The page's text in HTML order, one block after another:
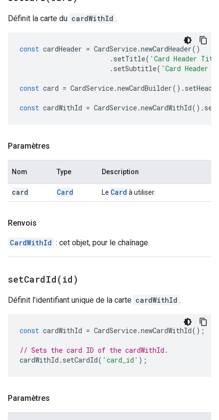
Définit la carte du cardWithId .
const cardHeader = CardService.newCardHeader()
. setTitle( 'Card Header
. setSubtitle( 'Card Header
const card = CardService.newCardBuilder().
const cardWithId = CardService.newCardWithId().
Paramètres
Nom Type Description
card Card Le Card à utiliser.
Renvois
CardWithId : cet objet, pour le chaînage.
setCardId( id)
Définit l'identifiant unique de la carte cardWithId .
const cardWithId = CardService.newCardWithId();
// Sets the card ID of the cardWithId.
cardWithId . setCardId( 'card_id' );
Paramètres